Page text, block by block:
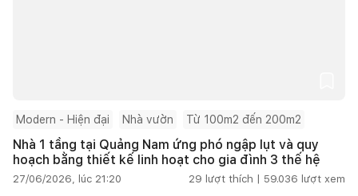
Modern - Hiện đại Nhà vườn Từ 100m2 đến 200m2
Nhà 1 tầng tại Quảng Nam ứng phó ngập lụt và quy
hoạch bằng thiết kế linh hoạt cho gia đình 3 thế hệ
27/06/2026, lúc 21:20 29 lượt thích | 59.036 lượt xem